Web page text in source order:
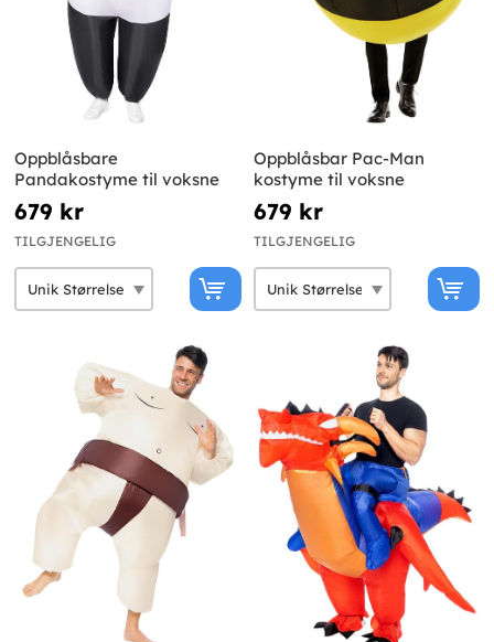
Oppblåsbare
Pandakostyme til voksne
679 kr
TILGJENGELIG
Oppblåsbar Pac-Man
kostyme til voksne
679 kr
TILGJENGELIG